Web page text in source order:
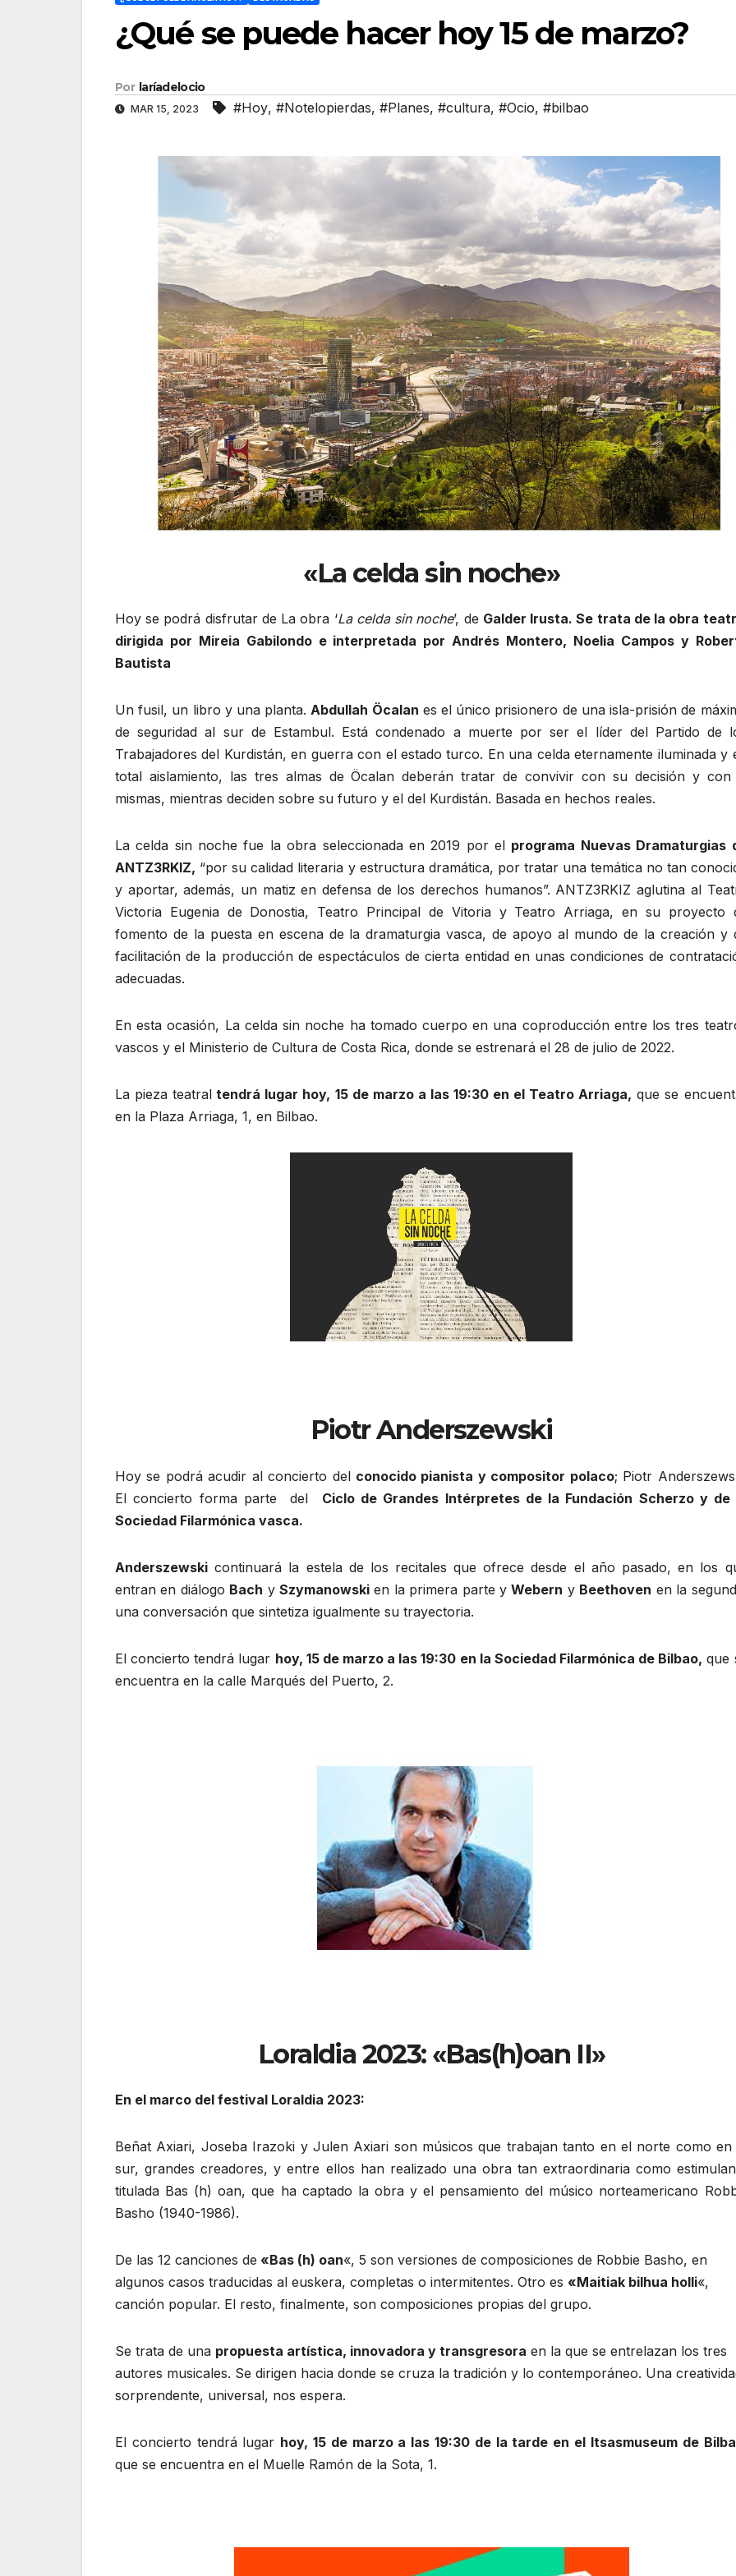
¿Qué se puede hacer hoy 15 de marzo?
Por laríadelocio
MAR 15, 2023 #Hoy, #Notelopierdas, #Planes, #cultura, #Ocio, #bilbao
«La celda sin noche»
Hoy se podrá disfrutar de La obra ‘La celda sin noche’, de Galder Irusta. Se trata de la obra
dirigida por Mireia Gabilondo e interpretada por Andrés Montero, Noelia Campos y
Bautista
Un fusil, un libro y una planta.Abdullah Öcalan es el único prisionero de una isla-prisión de
de seguridad al sur de Estambul. Está condenado a muerte por ser el líder del Partido de
Trabajadores del Kurdistán, en guerra con el estado turco. En una celda eternamente iluminada y
total aislamiento, las tres almas de Öcalan deberán tratar de convivir con su decisión y con
mismas, mientras deciden sobre su futuro y el del Kurdistán. Basada en hechos reales.
La celda sin noche fue la obra seleccionada en 2019 por el programa Nuevas Dramaturgias
ANTZ3RKIZ, “por su calidad literaria y estructura dramática, por tratar una temática no tan
y aportar, además, un matiz en defensa de los derechos humanos”. ANTZ3RKIZ aglutina al
Victoria Eugenia de Donostia, Teatro Principal de Vitoria y Teatro Arriaga, en su proyecto
fomento de la puesta en escena de la dramaturgia vasca, de apoyo al mundo de la creación y
facilitación de la producción de espectáculos de cierta entidad en unas condiciones de
adecuadas.
En esta ocasión, La celda sin noche ha tomado cuerpo en una coproducción entre los tres
vascos y el Ministerio de Cultura de Costa Rica, donde se estrenará el 28 de julio de 2022.
La pieza teatral tendrá lugar hoy, 15 de marzo a las 19:30 en el Teatro Arriaga, que se
en la Plaza Arriaga, 1, en Bilbao.
Piotr Anderszewski
Hoy se podrá acudir al concierto del conocido pianista y compositor polaco; Piotr
El concierto forma parte del Ciclo de Grandes Intérpretes de la Fundación Scherzo y de
Sociedad Filarmónica vasca.
Anderszewski continuará la estela de los recitales que ofrece desde el año pasado, en los
entran en diálogo Bach ySzymanowski en la primera parte yWebern y Beethoven en la
una conversación que sintetiza igualmente su trayectoria.
El concierto tendrá lugar hoy, 15 de marzo a las 19:30 en la Sociedad Filarmónica de Bilbao, que
encuentra en la calle Marqués del Puerto, 2.
Loraldia 2023: «Bas(h)oan II»
En el marco del festival Loraldia 2023:
Beñat Axiari, Joseba Irazoki y Julen Axiari son músicos que trabajan tanto en el norte como en
sur, grandes creadores, y entre ellos han realizado una obra tan extraordinaria como
titulada Bas (h) oan, que ha captado la obra y el pensamiento del músico norteamericano
Basho (1940-1986).
De las 12 canciones de «Bas (h) oan«, 5 son versiones de composiciones de Robbie Basho, en
algunos casos traducidas al euskera, completas o intermitentes. Otro es «Maitiak bilhua holli«,
canción popular. El resto, finalmente, son composiciones propias del grupo.
Se trata de una propuesta artística, innovadora y transgresora en la que se entrelazan los tres
autores musicales. Se dirigen hacia donde se cruza la tradición y lo contemporáneo. Una
sorprendente, universal, nos espera.
El concierto tendrá lugar hoy, 15 de marzo a las 19:30 de la tarde en el Itsasmuseum de
que se encuentra en el Muelle Ramón de la Sota, 1.